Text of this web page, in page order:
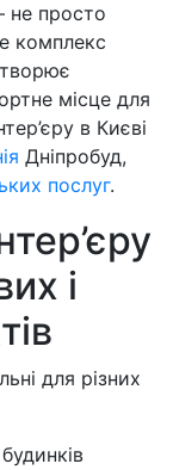
не просто
комплекс
місце для
в Києві
Дніпробуд,
послуг.
і
для різних